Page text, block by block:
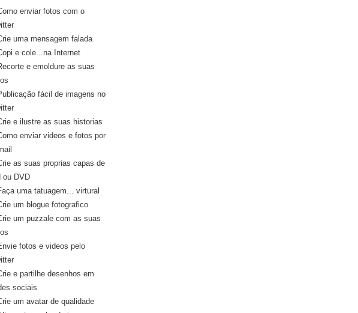
enviar fotos com o
uma mensagem falada
e cole...na Internet
e emoldure as suas
fácil de imagens no
e ilustre as suas historias
enviar videos e fotos por
as suas proprias capas de
ou DVD
uma tatuagem... virtural
um blogue fotografico
um puzzale com as suas
fotos e videos pelo
e partilhe desenhos em
sociais
um avatar de qualidade